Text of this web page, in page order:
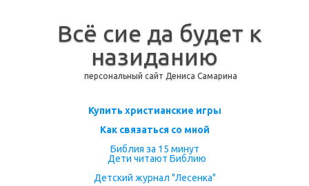
Всё сие да будет к
назиданию
персональный сайт Дениса Самарина
Перейти к содержимому
Купить христианские игры
Как связаться со мной
Библия за 15 минут
Дети читают Библию
Детский журнал "Лесенка"